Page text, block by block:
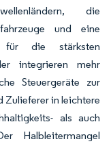
die
und eine
für die stärksten
integrieren mehr
Steuergeräte zur
Zulieferer in leichtere
als auch
Halbleitermangel